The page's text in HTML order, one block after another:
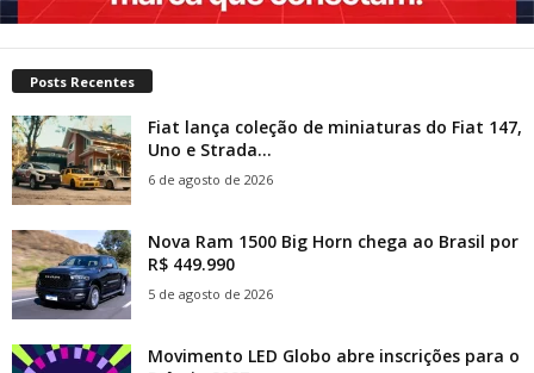
Posts Recentes
Fiat lança coleção de miniaturas do Fiat 147,
Uno e Strada...
6 de agosto de 2026
Nova Ram 1500 Big Horn chega ao Brasil por
R$ 449.990
5 de agosto de 2026
Movimento LED Globo abre inscrições para o